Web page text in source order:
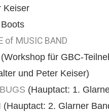
Keiser
of MUSIC BAND
(Workshop für GBC-
und Peter Keiser)
(Hauptact: 1.
(Hauptact: 2. Glarner